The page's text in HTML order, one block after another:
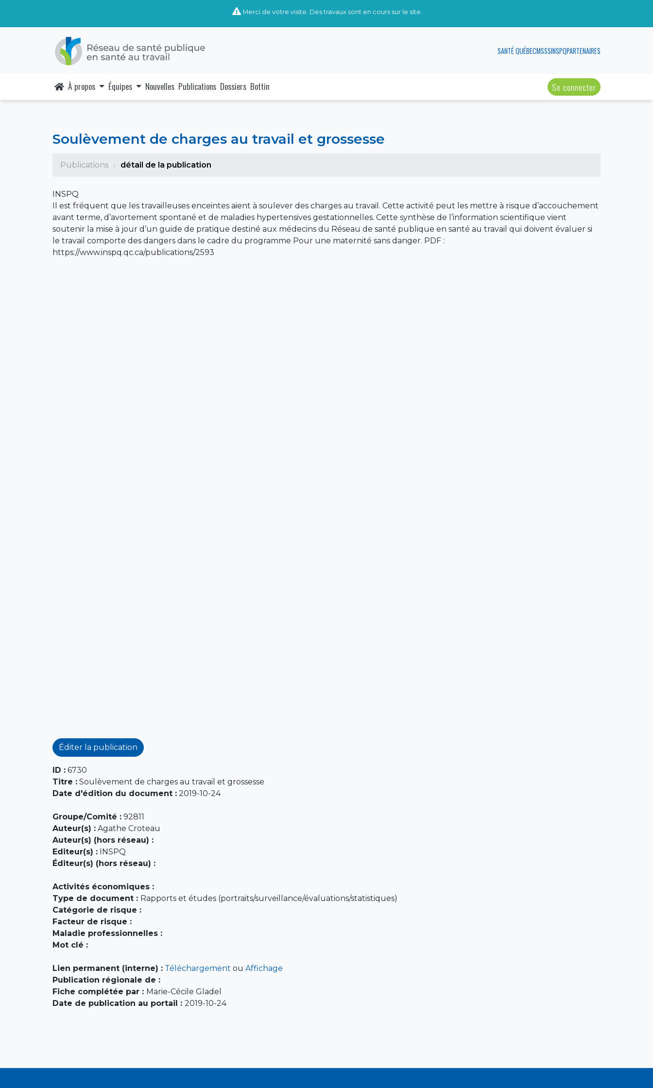
Merci de votre visite. Des travaux sont en cours sur le site
SANTÉ QUÉBECMSSSINSPQPARTENAIRES
À propos Équipes Nouvelles Publications Dossiers Bottin Se connecter
Soulèvement de charges au travail et grossesse
Publications détail de la publication
INSPQ
Il est fréquent que les travailleuses enceintes aient à soulever des charges au travail. Cette activité peut les mettre à risque d’accouchement
avant terme, d’avortement spontané et de maladies hypertensives gestationnelles. Cette synthèse de l’information scientifique vient
soutenir la mise à jour d’un guide de pratique destiné aux médecins du Réseau de santé publique en santé au travail qui doivent évaluer si
le travail comporte des dangers dans le cadre du programme Pour une maternité sans danger. PDF :
https://www.inspq.qc.ca/publications/2593
Éditer la publication
ID :6730
Titre :Soulèvement de charges au travail et grossesse
Date d'édition du document :2019-10-24
Groupe/Comité :92811
Auteur(s) :Agathe Croteau
Auteur(s) (hors réseau) :
Editeur(s) :INSPQ
Éditeur(s) (hors réseau) :
Activités économiques :
Type de document : Rapports et études (portraits/surveillance/évaluations/statistiques)
Catégorie de risque :
Facteur de risque :
Maladie professionnelles :
Mot clé :
Lien permanent (interne) :Téléchargement ou Affichage
Publication régionale de :
Fiche complétée par : Marie-Cécile Gladel
Date de publication au portail : 2019-10-24